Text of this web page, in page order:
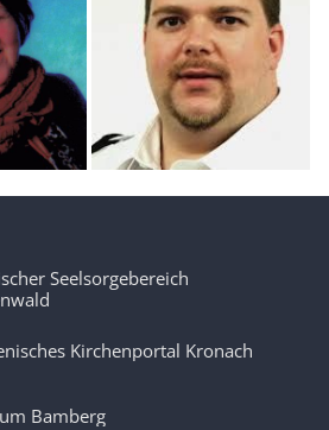
Seelsorgebereich
Kirchenportal Kronach
Bamberg